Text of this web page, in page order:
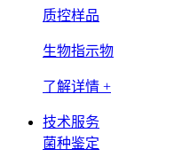
质控样品
生物指示物
了解详情 +
技术服务
菌种鉴定